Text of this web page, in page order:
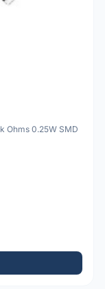
Ohms 0.25W SMD